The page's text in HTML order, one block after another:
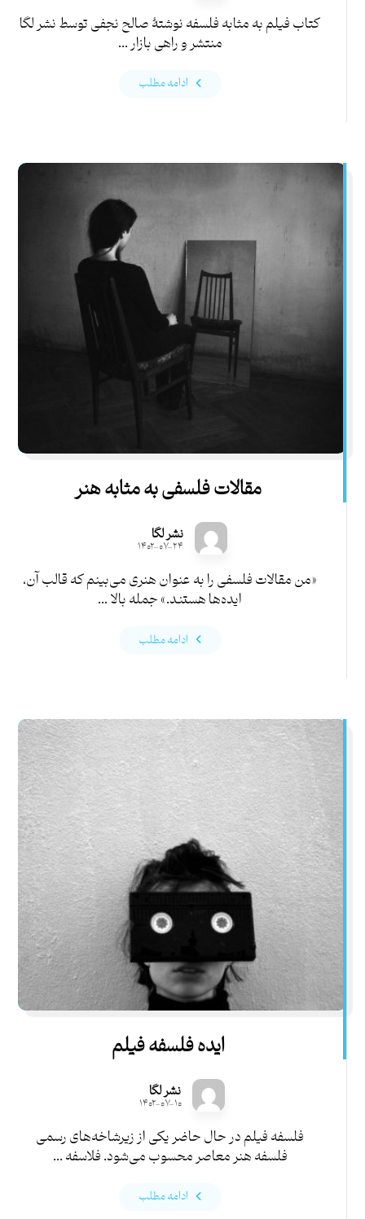
کتاب فیلم به مثابه فلسفه نوشتۀ صالح نجفی توسط نشر لگا
منتشر و راهی بازار ...
ادامه مطلب
مقالات فلسفی به مثابه هنر
نشر لگا
۱۴۰۲-۰۷-۲۴
«من مقالات فلسفی را به عنوان هنری می‌بینم که قالب آن‌،
ایده‌ها هستند.» جمله‌ بالا ...
ادامه مطلب
ایده فلسفه فیلم
نشر لگا
۱۴۰۲-۰۷-۱۰
فلسفه فیلم در حال حاضر یکی از زیرشاخه‌های رسمی
فلسفه هنر معاصر محسوب می‌شود. فلاسفه ...
ادامه مطلب